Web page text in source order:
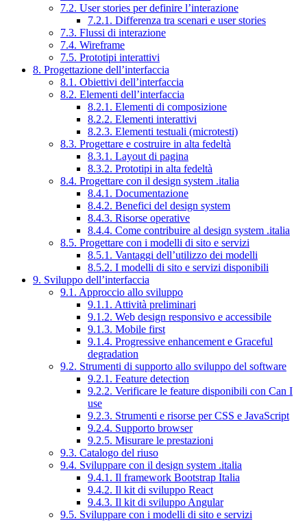
7.2. User stories per definire l’interazione
7.2.1. Differenza tra scenari e user stories
7.3. Flussi di interazione
7.4. Wireframe
7.5. Prototipi interattivi
8. Progettazione dell’interfaccia
8.1. Obiettivi dell’interfaccia
8.2. Elementi dell’interfaccia
8.2.1. Elementi di composizione
8.2.2. Elementi interattivi
8.2.3. Elementi testuali (microtesti)
8.3. Progettare e costruire in alta fedeltà
8.3.1. Layout di pagina
8.3.2. Prototipi in alta fedeltà
8.4. Progettare con il design system .italia
8.4.1. Documentazione
8.4.2. Benefici del design system
8.4.3. Risorse operative
8.4.4. Come contribuire al design system .italia
8.5. Progettare con i modelli di sito e servizi
8.5.1. Vantaggi dell’utilizzo dei modelli
8.5.2. I modelli di sito e servizi disponibili
9. Sviluppo dell’interfaccia
9.1. Approccio allo sviluppo
9.1.1. Attività preliminari
9.1.2. Web design responsivo e accessibile
9.1.3. Mobile first
9.1.4. Progressive enhancement e Graceful
degradation
9.2. Strumenti di supporto allo sviluppo del software
9.2.1. Feature detection
9.2.2. Verificare le feature disponibili con Can I
use
9.2.3. Strumenti e risorse per CSS e JavaScript
9.2.4. Supporto browser
9.2.5. Misurare le prestazioni
9.3. Catalogo del riuso
9.4. Sviluppare con il design system .italia
9.4.1. Il framework Bootstrap Italia
9.4.2. Il kit di sviluppo React
9.4.3. Il kit di sviluppo Angular
9.5. Sviluppare con i modelli di sito e servizi